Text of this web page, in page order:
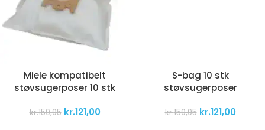
Miele kompatibelt
støvsugerposer 10 stk
kr.159,95 kr.121,00
S-bag 10 stk
støvsugerposer
kr.159,95 kr.121,00